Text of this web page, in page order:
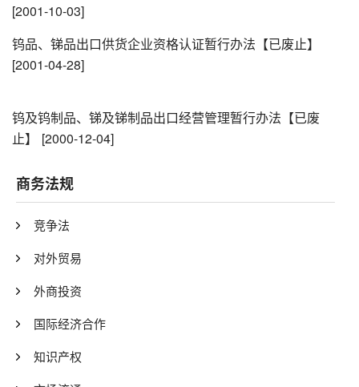
[2001-10-03]
钨品、锑品出口供货企业资格认证暂行办法【已废止】
[2001-04-28]
钨及钨制品、锑及锑制品出口经营管理暂行办法【已废
止】
[2000-12-04]
商务法规
竞争法
对外贸易
外商投资
国际经济合作
知识产权